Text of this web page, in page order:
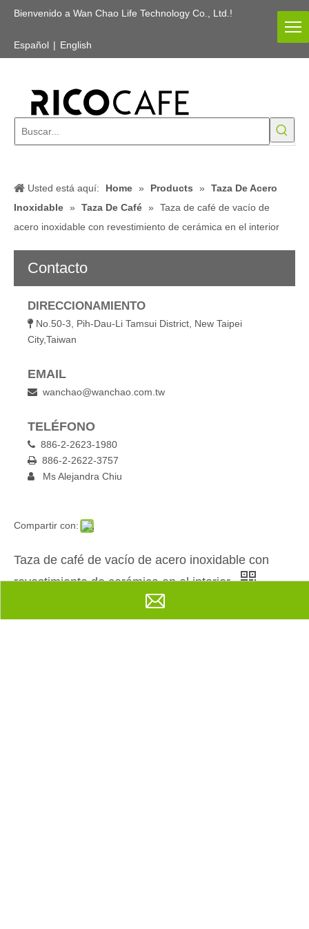
Bienvenido a Wan Chao Life Technology Co., Ltd.!
Español | English
Usted está aquí: Home » Products »
Taza De Acero
Inoxidable » Taza De Café »
Taza de café de vacío de
acero inoxidable con revestimiento de cerámica en el interior
Contacto
DIRECCIONAMIENTO
 No.50-3, Pih-Dau-Li Tamsui District, New Taipei
City,Taiwan
EMAIL
 wanchao@wanchao.com.tw
TELÉFONO
 886-2-2623-1980
 886-2-2622-3757
 Ms Alejandra Chiu
Compartir con:
Taza de café de vacío de acero inoxidable con
revestimiento de cerámica en el interior